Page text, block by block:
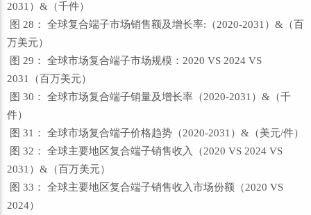
2031）&（千件）
图 28： 全球复合端子市场销售额及增长率:（2020-2031）&（百
万美元）
图 29： 全球市场复合端子市场规模：2020 VS 2024 VS
2031（百万美元）
图 30： 全球市场复合端子销量及增长率（2020-2031）&（千
件）
图 31： 全球市场复合端子价格趋势（2020-2031）&（美元/件）
图 32： 全球主要地区复合端子销售收入（2020 VS 2024 VS
2031）&（百万美元）
图 33： 全球主要地区复合端子销售收入市场份额（2020 VS
2024）